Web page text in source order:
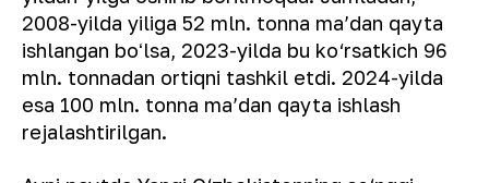
2008-yilda yiliga 52 mln. tonna ma’dan qayta
ishlangan boʻlsa, 2023-yilda bu ko‘rsatkich 96
mln. tonnadan ortiqni tashkil etdi. 2024-yilda
esa 100 mln. tonna ma’dan qayta ishlash
rejalashtirilgan.